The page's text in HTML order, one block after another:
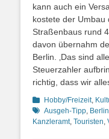
kann auch ein
kostete der Umbau
Straßenbaus rund
davon übernahm
Berlin. ‚Das sind
Steuerzahler
richtig, dass wir
Kategorien
Hobby/Freizeit,
Ausgeh-Tipp,
Kanzleramt, Touristen,